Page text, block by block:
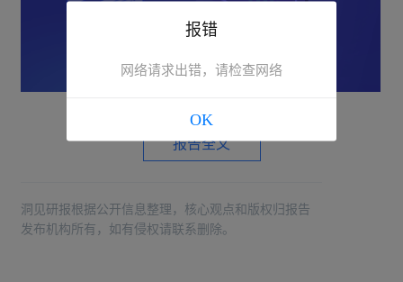
报告全文
洞见研报根据公开信息整理，核心观点和版权归报告
发布机构所有，如有侵权请联系删除。
报错
网络请求出错，请检查网络
OK